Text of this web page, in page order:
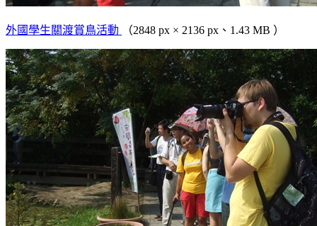
外國學生關渡賞鳥活動 （2848 px × 2136 px、1.43 MB ）